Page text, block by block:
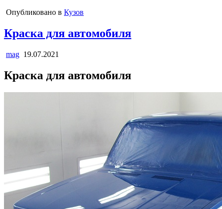
Опубликовано в Кузов
Краска для автомобиля
mag 19.07.2021
Краска для автомобиля